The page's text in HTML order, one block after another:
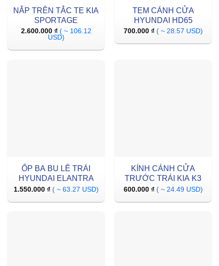
NẮP TRÊN TẮC TE KIA
SPORTAGE
2.600.000 ₫ ( ~ 106.12
USD)
TEM CÁNH CỬA
HYUNDAI HD65
700.000 ₫ ( ~ 28.57 USD)
ỐP BA BU LÊ TRÁI
HYUNDAI ELANTRA
1.550.000 ₫ ( ~ 63.27 USD)
KÍNH CÁNH CỬA
TRƯỚC TRÁI KIA K3
600.000 ₫ ( ~ 24.49 USD)